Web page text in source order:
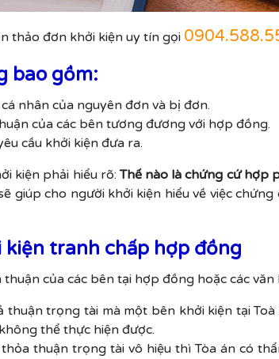
thảo đơn khởi kiện uy tín gọi
bao gồm:
nhân của nguyên đơn và bị đơn.
của các bên tương đương với hợp đồng.
cầu khởi kiện đưa ra.
kiện phải hiểu rõ:Thế nào là chứng cứ hợp
giúp cho người khởi kiện hiểu về việc
tranh chấp hợp đồng
của các bên tại hợp đồng hoặc các văn
trọng tài mà một bên khởi kiện tại
thể thực hiện được.
thuận trọng tài vô hiệu thì Tòa án có